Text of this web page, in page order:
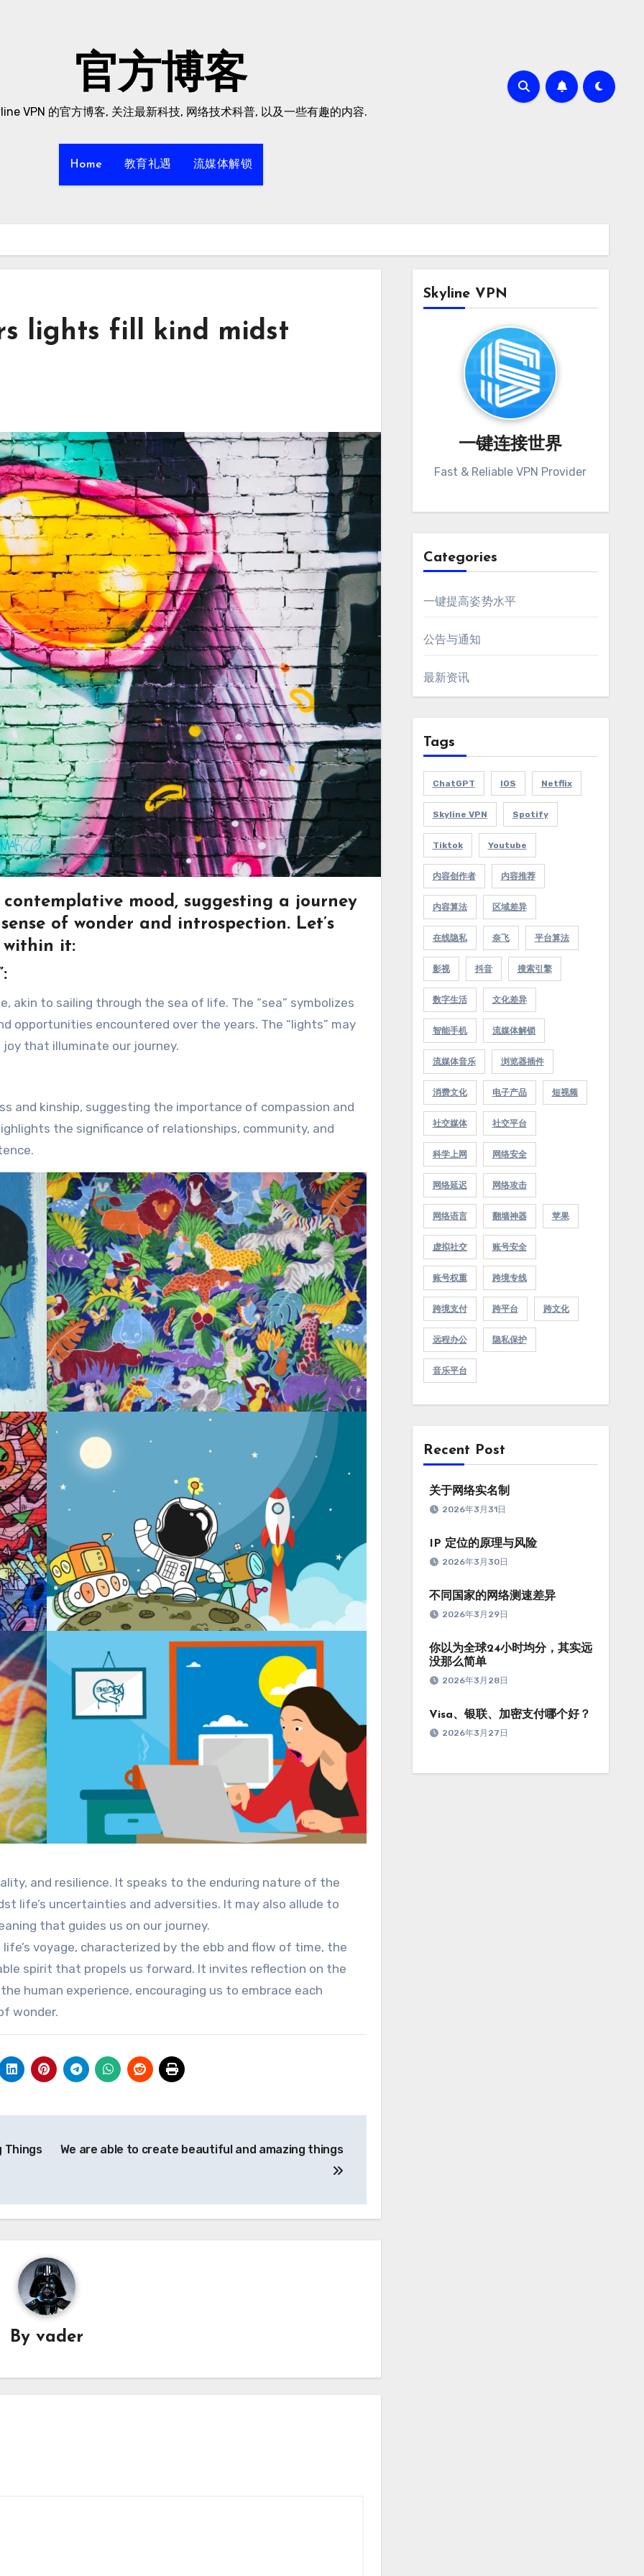
官方博客
VPN 的官方博客, 关注最新科技, 网络技术科普, 以及一些有趣的内容.
Home 教育礼遇 流媒体解锁
lights fill kind midst
mood, suggesting a journey
of wonder and introspection. Let’s
within it:
opportunities encountered over the years. The “lights” may
that illuminate our journey.
and kinship, suggesting the importance of compassion and
the significance of relationships, community, and
and resilience. It speaks to the enduring nature of the
life’s uncertainties and adversities. It may also allude to
that guides us on our journey.
voyage, characterized by the ebb and flow of time, the
spirit that propels us forward. It invites reflection on the
human experience, encouraging us to embrace each
wonder.
Things We are able to create beautiful and amazing things
Byvader
Skyline VPN
一键连接世界
Fast & Reliable VPN Provider
Categories
一键提高姿势水平
公告与通知
最新资讯
Tags
ChatGPT IOS Netflix
Skyline VPN Spotify
Tiktok Youtube
内容创作者 内容推荐
内容算法 区域差异
在线隐私 奈飞 平台算法
影视 抖音 搜索引擎
数字生活 文化差异
智能手机 流媒体解锁
流媒体音乐 浏览器插件
消费文化 电子产品 短视频
社交媒体 社交平台
科学上网 网络安全
网络延迟 网络攻击
网络语言 翻墙神器 苹果
虚拟社交 账号安全
账号权重 跨境专线
跨境支付 跨平台 跨文化
远程办公 隐私保护
音乐平台
Recent Post
关于网络实名制
2026年3月31日
IP 定位的原理与风险
2026年3月30日
不同国家的网络测速差异
2026年3月29日
你以为全球24小时均分，其实远
没那么简单
2026年3月28日
Visa、银联、加密支付哪个好？
2026年3月27日